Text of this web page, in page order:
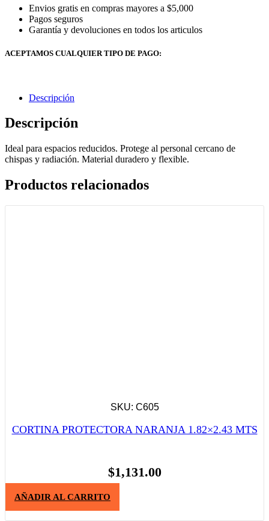
Envios gratis en compras mayores a $5,000
Pagos seguros
Garantía y devoluciones en todos los articulos
ACEPTAMOS CUALQUIER TIPO DE PAGO:
Descripción
Descripción
Ideal para espacios reducidos. Protege al personal cercano de
chispas y radiación. Material duradero y flexible.
Productos relacionados
SKU: C605
CORTINA PROTECTORA NARANJA 1.82×2.43 MTS
$1,131.00
AÑADIR AL CARRITO